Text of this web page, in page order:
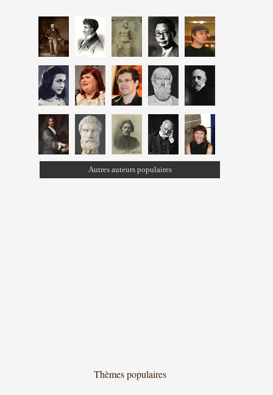
Autres auteurs populaires
Thèmes populaires